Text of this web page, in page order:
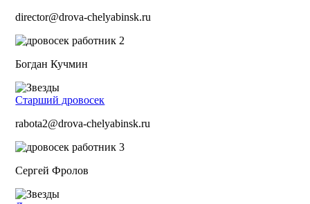
director@drova-chelyabinsk.ru
Богдан Кучмин
Старший дровосек
rabota2@drova-chelyabinsk.ru
Сергей Фролов